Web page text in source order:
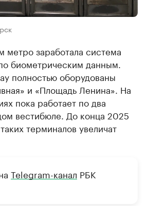
метро заработала система
биометрическим данным.
полностью оборудованы
и «Площадь Ленина». На
пока работает по два
вестибюле. До конца 2025
терминалов увеличат
Telegram-канал РБК